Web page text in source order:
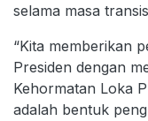
selama masa
“Kita memberikan
Presiden dengan
Kehormatan Loka
adalah bentuk